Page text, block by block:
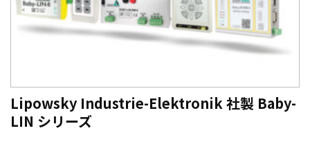
Lipowsky Industrie-Elektronik 社製 Baby-
LIN シリーズ